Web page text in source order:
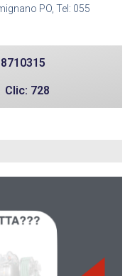
PO, Tel: 055
Clic: 728